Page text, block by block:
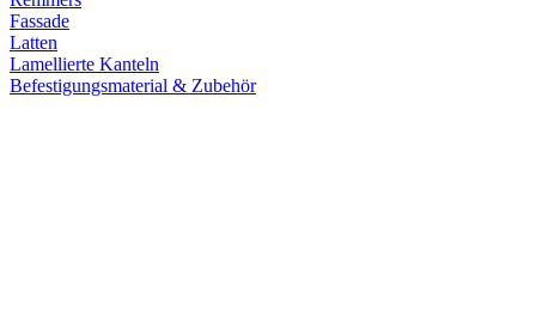
Fassade
Latten
Lamellierte Kanteln
Befestigungsmaterial & Zubehör